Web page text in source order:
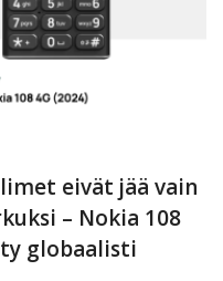
eivät jää vain
– Nokia 108
globaalisti